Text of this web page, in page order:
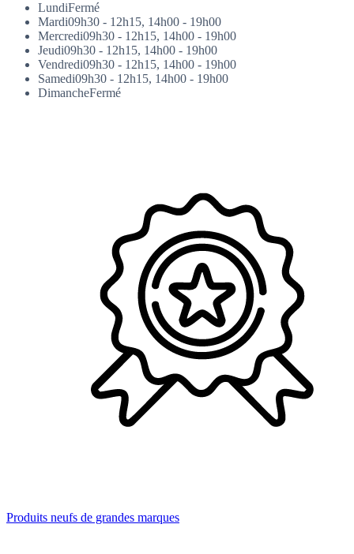
LundiFermé
Mardi09h30 - 12h15, 14h00 - 19h00
Mercredi09h30 - 12h15, 14h00 - 19h00
Jeudi09h30 - 12h15, 14h00 - 19h00
Vendredi09h30 - 12h15, 14h00 - 19h00
Samedi09h30 - 12h15, 14h00 - 19h00
DimancheFermé
Produits neufs de grandes marques